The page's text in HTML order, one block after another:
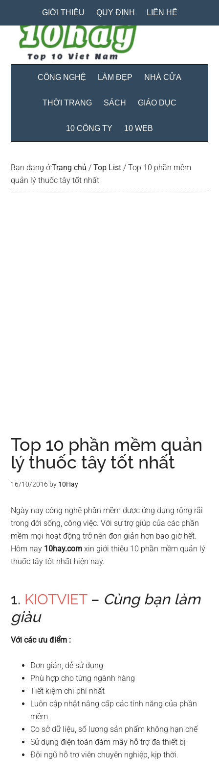
content
secondary
menu
primary
sidebar
GIỚI THIỆU QUY ĐỊNH LIÊN HỆ
CÔNG NGHỆ LÀM ĐẸP NHÀ CỬA
THỜI TRANG SÁCH GIÁO DỤC
10 CÔNG TY 10 WEB
Bạn đang ở:Trang chủ / Top List / Top 10 phần mềm
quản lý thuốc tây tốt nhất
Top 10 phần mềm quản
lý thuốc tây tốt nhất
16/10/2016 by 10Hay
Ngày nay công nghệ phần mềm được ứng dụng rộng rãi
trong đời sống, công việc. Với sự trợ giúp của các phần
mềm mọi hoạt động trở nên đơn giản hơn bao giờ hết.
Hôm nay 10hay.com xin giới thiệu 10 phần mềm quản lý
thuốc tây tốt nhất hiện nay.
1. KIOTVIET – Cùng bạn làm
giàu
Với các ưu điểm :
Đơn giản, dễ sử dụng
Phù hợp cho từng ngành hàng
Tiết kiệm chi phí nhất
Luôn cập nhật nâng cấp các tính năng của phần
mềm
Co sở dữ liệu, số lượng sản phẩm không hạn chế
Sử dụng điện toán đám mây hỗ trợ đa thiết bị
Đội ngũ hỗ trợ viên chuyên nghiệp, kịp thời.